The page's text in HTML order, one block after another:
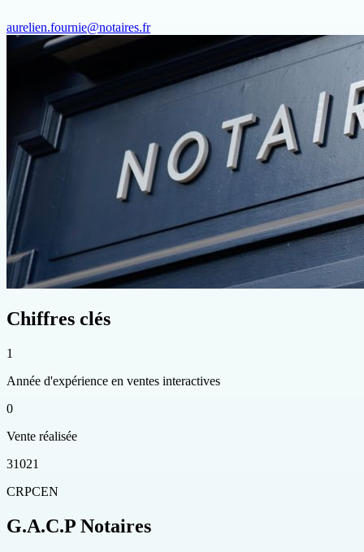
aurelien.fournie@notaires.fr
Chiffres clés
1
Année d'expérience en ventes interactives
0
Vente réalisée
31021
CRPCEN
G.A.C.P Notaires